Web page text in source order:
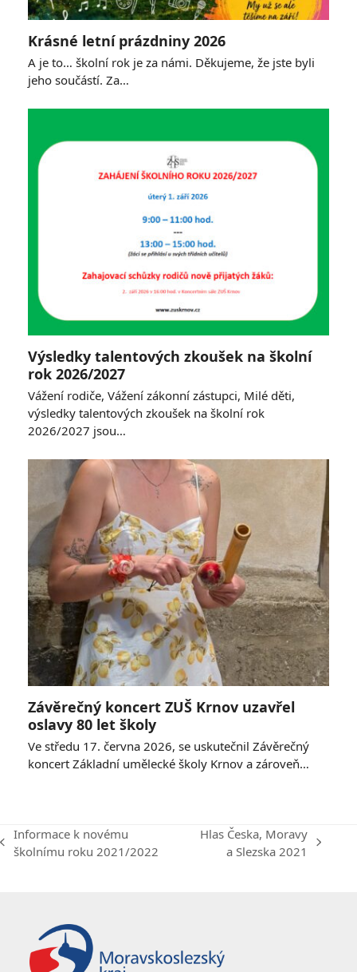
Krásné letní prázdniny 2026
A je to… školní rok je za námi. Děkujeme, že jste byli
jeho součástí. Za…
Výsledky talentových zkoušek na školní
rok 2026/2027
Vážení rodiče, Vážení zákonní zástupci, Milé děti,
výsledky talentových zkoušek na školní rok
2026/2027 jsou…
Závěrečný koncert ZUŠ Krnov uzavřel
oslavy 80 let školy
Ve středu 17. června 2026, se uskutečnil Závěrečný
koncert Základní umělecké školy Krnov a zároveň…
previous
Informace k novému
školnímu roku 2021/2022
Hlas Česka, Moravy
a Slezska 2021